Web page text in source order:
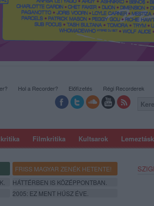
Filmkritika Kultsarok
Hol a Recorder? Előfizetés Régi Recorderek
FRISS MAGYAR ZENÉK HETENTE!
HÁTTÉRBEN IS KÖZÉPPONTBAN.
2005: EZ MENT HÚSZ ÉVE.